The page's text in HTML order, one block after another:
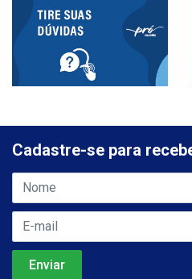
Cadastre-se para